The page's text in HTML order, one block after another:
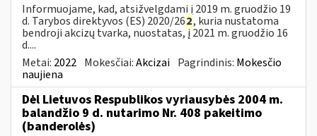
Informuojame, kad, atsižvelgdami į 2019 m. gruodžio 19
d. Tarybos direktyvos (ES) 2020/262, kuria nustatoma
bendroji akcizų tvarka, nuostatas, į 2021 m. gruodžio 16
d....
Metai: 2022 Mokesčiai:Akcizai Pagrindinis: Mokesčio
naujiena
Dėl Lietuvos Respublikos vyriausybės 2004 m.
balandžio 9 d. nutarimo Nr. 408 pakeitimo
(banderolės)